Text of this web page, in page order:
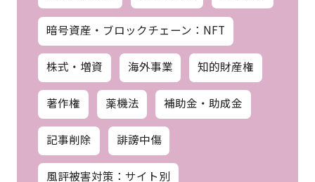
暗号資産・ブロックチェーン：NFT
株式・増資 海外事業 知的財産権
著作権 薬機法 補助金・助成金
記事削除 誹謗中傷
風評被害対策：サイト別